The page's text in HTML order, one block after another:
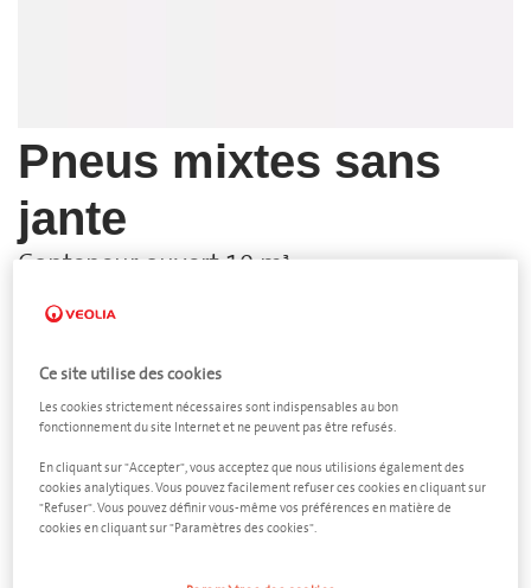
Pneus mixtes sans
jante
Conteneur ouvert 10 m³
Dimensions
Quantité
− +
Fréquence d'enlèvement
Ce site utilise des cookies
Les cookies strictement nécessaires sont indispensables au bon
fonctionnement du site Internet et ne peuvent pas être refusés.
En cliquant sur "Accepter", vous acceptez que nous utilisions également des
cookies analytiques. Vous pouvez facilement refuser ces cookies en cliquant sur
"Refuser". Vous pouvez définir vous-même vos préférences en matière de
cookies en cliquant sur "Paramètres des cookies".